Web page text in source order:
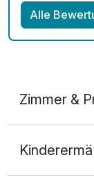
Alle
Zimmer &
2 Erwachsene